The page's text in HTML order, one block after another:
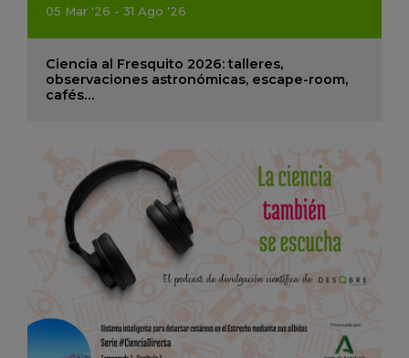
05 Mar '26 - 31 Ago '26
Ciencia al Fresquito 2026: talleres,
observaciones astronómicas, escape-room,
cafés…